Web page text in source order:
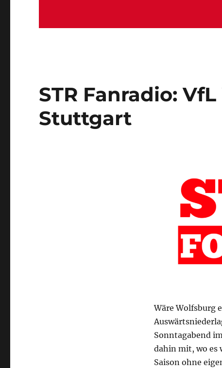
STR Fanradio:
Stuttgart
Wäre Wolfsburg
Sonntagabend
dahin mit, wo es
Saison ohne